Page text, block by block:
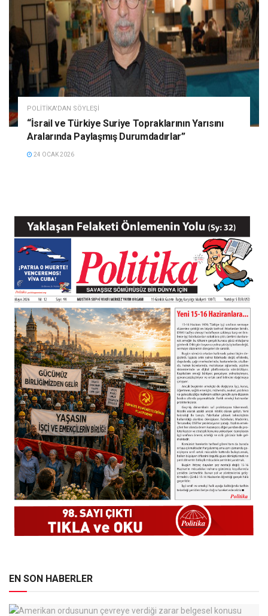
POLITIKA'DAN SÖYLEŞI
“İsrail ve Türkiye Suriye Topraklarının Yarısını
Aralarında Paylaşmış Durumdadırlar”
24 OCAK 2026
EN SON HABERLER